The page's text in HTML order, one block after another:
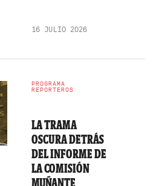
16 JULIO 2026
PROGRAMA
REPORTEROS
LA TRAMA
OSCURA DETRÁS
DEL INFORME DE
LA COMISIÓN
MUÑANTE